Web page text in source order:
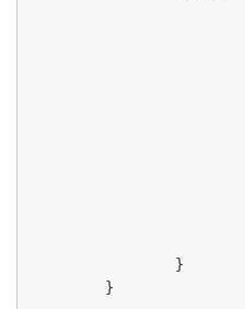
                }
        }